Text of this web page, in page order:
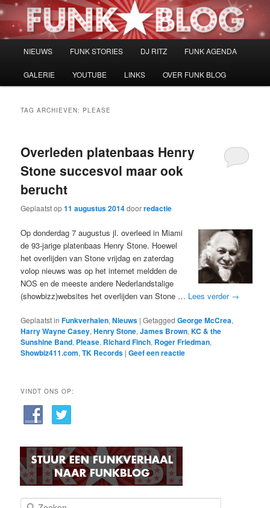
Spring
naar
Spring
naar
NIEUWS FUNK STORIES DJ RITZ FUNK AGENDA
GALERIE YOUTUBE LINKS OVER FUNK BLOG
TAG ARCHIEVEN: PLEASE
Overleden platenbaas Henry
Stone succesvol maar ook
berucht
Geplaatst op11 augustus 2014doorredactie
Op donderdag 7 augustus jl. overleed in Miami
de 93-jarige platenbaas Henry Stone. Hoewel
het overlijden van Stone vrijdag en zaterdag
volop nieuws was op het internet meldden de
NOS en de meeste andere Nederlandstalige
(showbizz)websites het overlijden van Stone … Lees verder →
Geplaatst in Funkverhalen,Nieuws |Getagged George McCrea,
Harry Wayne Casey,Henry Stone,James Brown,KC & the
Sunshine Band, Please, Richard Finch, Roger Friedman,
Showbiz411.com,TK Records |Geef een reactie
VINDT ONS OP: